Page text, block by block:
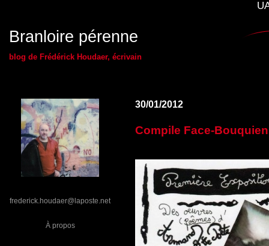
Branloire pérenne
blog de Frédérick Houdaer, écrivain
frederick.houdaer@laposte.net
À propos
30/01/2012
Compile Face-